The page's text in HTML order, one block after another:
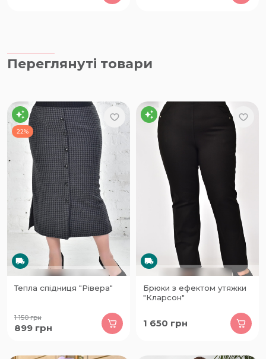
Переглянуті товари
22%
Тепла спідниця "Рівера"
1 150грн
899 грн
Брюки з ефектом утяжки
"Кларсон"
1 650 грн